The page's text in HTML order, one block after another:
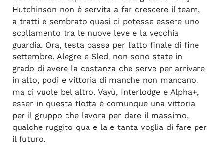
Hutchinson non è servita a far crescere il team,
a tratti è sembrato quasi ci potesse essere uno
scollamento tra le nuove leve e la vecchia
guardia. Ora, testa bassa per l’atto finale di fine
settembre. Alegre e Sled, non sono state in
grado di avere la costanza che serve per arrivare
in alto, podi e vittoria di manche non mancano,
ma ci vuole bel altro. Vayù, Interlodge e Alpha+,
esser in questa flotta è comunque una vittoria
per il gruppo che lavora per dare il massimo,
qualche ruggito qua e la e tanta voglia di fare per
il futuro.